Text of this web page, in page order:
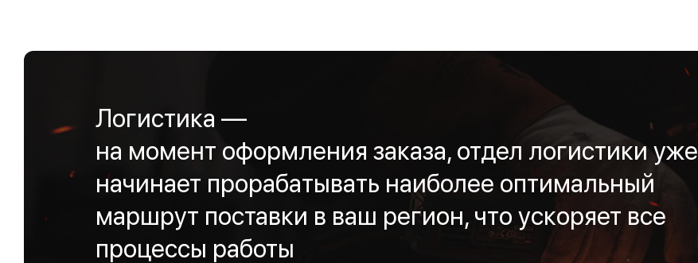
Логистика —
на момент оформления заказа, отдел логистики уже
начинает прорабатывать наиболее оптимальный
маршрут поставки в ваш регион, что ускоряет все
процессы работы